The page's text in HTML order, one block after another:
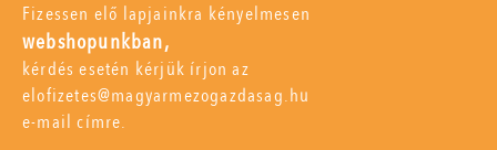
Fizessen elő lapjainkra kényelmesen
webshopunkban,
kérdés esetén kérjük írjon az
elofizetes@magyarmezogazdasag.hu
e-mail címre.